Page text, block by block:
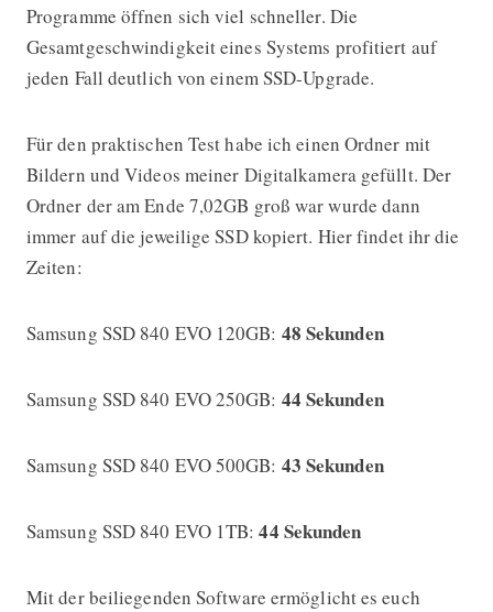
Programme öffnen sich viel schneller. Die
Gesamtgeschwindigkeit eines Systems profitiert auf
jeden Fall deutlich von einem SSD-Upgrade.
Für den praktischen Test habe ich einen Ordner mit
Bildern und Videos meiner Digitalkamera gefüllt. Der
Ordner der am Ende 7,02GB groß war wurde dann
immer auf die jeweilige SSD kopiert. Hier findet ihr die
Zeiten:
Samsung SSD 840 EVO 120GB: 48 Sekunden
Samsung SSD 840 EVO 250GB: 44 Sekunden
Samsung SSD 840 EVO 500GB: 43 Sekunden
Samsung SSD 840 EVO 1TB:44 Sekunden
Mit der beiliegenden Software ermöglicht es euch